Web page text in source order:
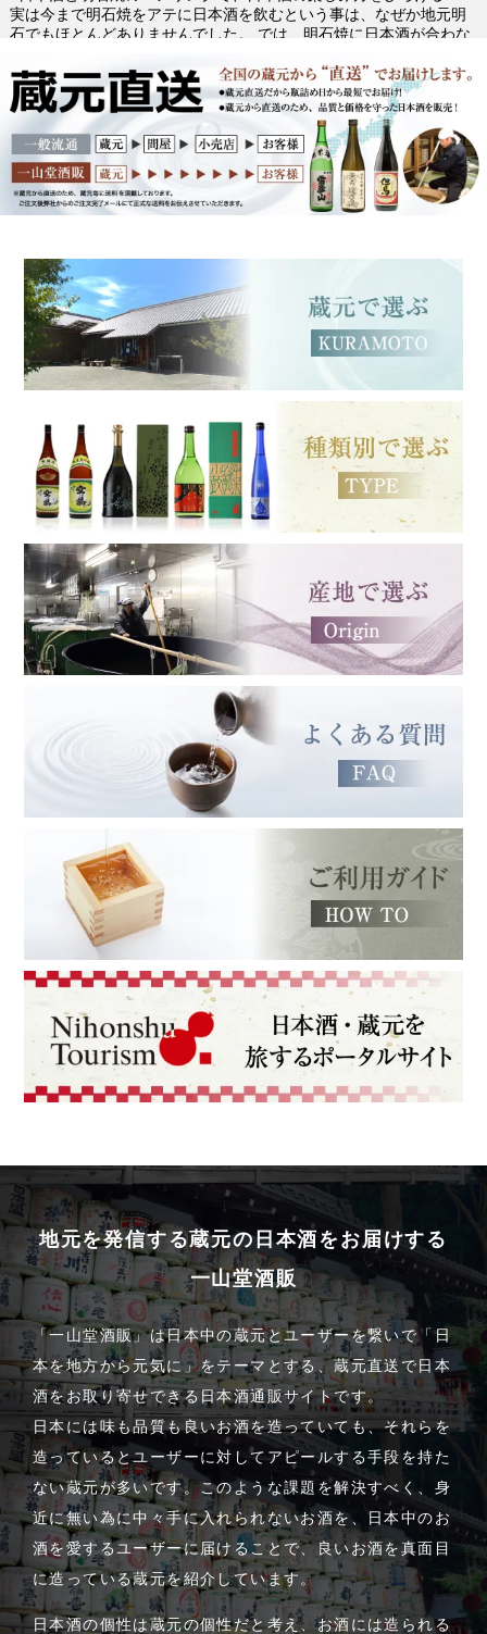
地元を発信する蔵元の日本酒をお届けする
一山堂酒販
「一山堂酒販」は日本中の蔵元とユーザーを繋いで「日
本を地方から元気に」をテーマとする、蔵元直送で日本
酒をお取り寄せできる日本酒通販サイトです。
日本には味も品質も良いお酒を造っていても、それらを
造っているとユーザーに対してアピールする手段を持た
ない蔵元が多いです。このような課題を解決すべく、身
近に無い為に中々手に入れられないお酒を、日本中のお
酒を愛するユーザーに届けることで、良いお酒を真面目
に造っている蔵元を紹介しています。
日本酒の個性は蔵元の個性だと考え、お酒には造られる